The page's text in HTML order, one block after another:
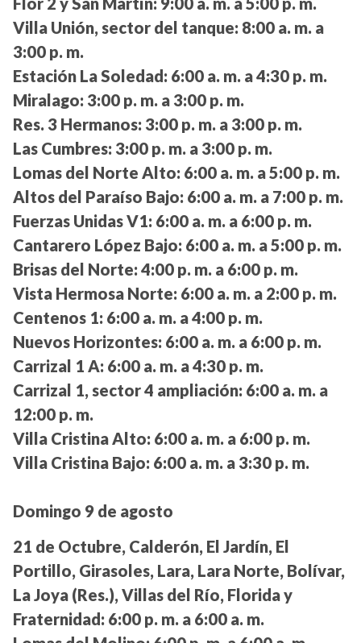
Villa Unión, sector del tanque: 8:00 a. m. a
3:00 p. m.
Estación La Soledad: 6:00 a. m. a 4:30 p. m.
Miralago: 3:00 p. m. a 3:00 p. m.
Res. 3 Hermanos: 3:00 p. m. a 3:00 p. m.
Las Cumbres: 3:00 p. m. a 3:00 p. m.
Lomas del Norte Alto: 6:00 a. m. a 5:00 p. m.
Altos del Paraíso Bajo: 6:00 a. m. a 7:00 p. m.
Fuerzas Unidas V1: 6:00 a. m. a 6:00 p. m.
Cantarero López Bajo: 6:00 a. m. a 5:00 p. m.
Brisas del Norte: 4:00 p. m. a 6:00 p. m.
Vista Hermosa Norte: 6:00 a. m. a 2:00 p. m.
Centenos 1: 6:00 a. m. a 4:00 p. m.
Nuevos Horizontes: 6:00 a. m. a 6:00 p. m.
Carrizal 1 A: 6:00 a. m. a 4:30 p. m.
Carrizal 1, sector 4 ampliación: 6:00 a. m. a
12:00 p. m.
Villa Cristina Alto: 6:00 a. m. a 6:00 p. m.
Villa Cristina Bajo: 6:00 a. m. a 3:30 p. m.
Domingo 9 de agosto
21 de Octubre, Calderón, El Jardín, El
Portillo, Girasoles, Lara, Lara Norte, Bolívar,
La Joya (Res.), Villas del Río, Florida y
Fraternidad: 6:00 p. m. a 6:00 a. m.